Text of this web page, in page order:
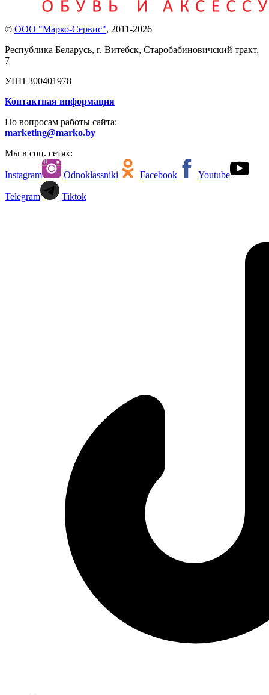
© ООО "Марко-Сервис", 2011-2026
Республика Беларусь, г. Витебск, Старобабиновичский тракт,
7
УНП 300401978
Контактная информация
По вопросам работы сайта:
marketing@marko.by
Мы в соц. сетях:
Instagram Odnoklassniki Facebook Youtube
Telegram Tiktok